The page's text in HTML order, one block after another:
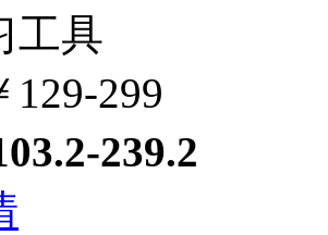
工具
129-299
239.2